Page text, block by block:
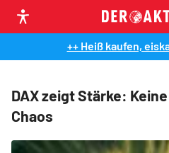
++ Heiß kaufen,
DAX zeigt Stärke:
Chaos